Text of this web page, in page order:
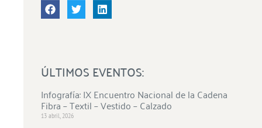
ÚLTIMOS EVENTOS:
Infografía: IX Encuentro Nacional de la Cadena
Fibra – Textil – Vestido – Calzado
13 abril, 2026